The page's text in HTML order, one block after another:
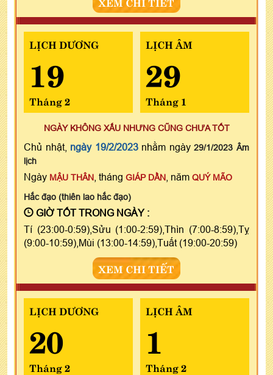
LỊCH DƯƠNG
19
Tháng 2
LỊCH ÂM
29
Tháng 1
NGÀY KHÔNG XẤU NHƯNG CŨNG CHƯA TỐT
Chủ nhật, ngày 19/2/2023nhằm ngày29/1/2023 Âm
lịch
Ngày MẬU THÂN , tháng GIÁP DẦN , năm QUÝ MÃO
Hắc đạo (thiên lao hắc đạo)
GIỜ TỐT TRONG NGÀY :
Tí (23:00-0:59),Sửu (1:00-2:59),Thìn (7:00-8:59),Tỵ
(9:00-10:59),Mùi (13:00-14:59),Tuất (19:00-20:59)
XEM CHI TIẾT
LỊCH DƯƠNG
20
Tháng 2
LỊCH ÂM
1
Tháng 2